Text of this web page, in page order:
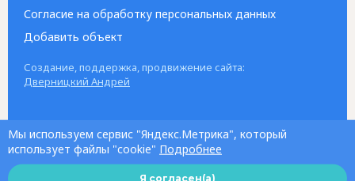
Согласие на обработку персональных данных
Добавить объект
Создание, поддержка, продвижение сайта:
Дверницкий Андрей
Мы используем сервис "Яндекс.Метрика", который
использует файлы "cookie" Подробнее
Я согласен(а)